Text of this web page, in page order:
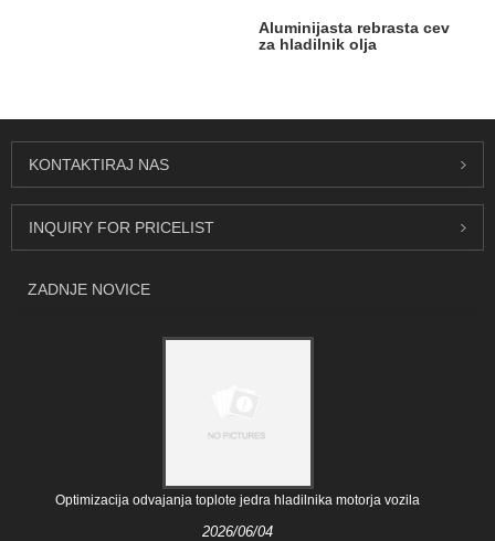
Aluminijasta rebrasta cev
za hladilnik olja
KONTAKTIRAJ NAS
INQUIRY FOR PRICELIST
ZADNJE NOVICE
Optimizacija odvajanja toplote jedra hladilnika motorja vozila
2026/06/04